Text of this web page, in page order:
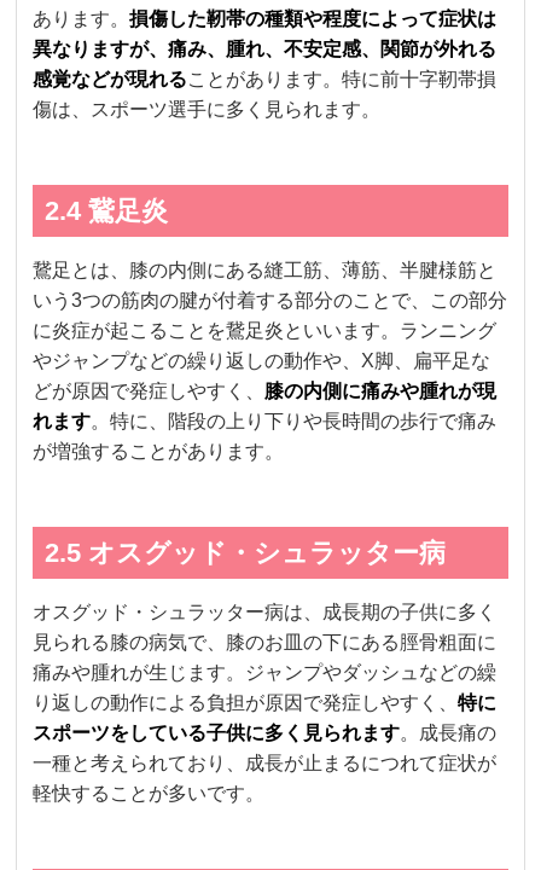
あります。損傷した靭帯の種類や程度によって症状は
異なりますが、痛み、腫れ、不安定感、関節が外れる
感覚などが現れることがあります。特に前十字靭帯損
傷は、スポーツ選手に多く見られます。
2.4 鵞足炎
鵞足とは、膝の内側にある縫工筋、薄筋、半腱様筋と
いう3つの筋肉の腱が付着する部分のことで、この部分
に炎症が起こることを鵞足炎といいます。ランニング
やジャンプなどの繰り返しの動作や、X脚、扁平足な
どが原因で発症しやすく、 膝の内側に痛みや腫れが現
れます。特に、階段の上り下りや長時間の歩行で痛み
が増強することがあります。
2.5 オスグッド・シュラッター病
オスグッド・シュラッター病は、成長期の子供に多く
見られる膝の病気で、膝のお皿の下にある脛骨粗面に
痛みや腫れが生じます。ジャンプやダッシュなどの繰
り返しの動作による負担が原因で発症しやすく、特に
スポーツをしている子供に多く見られます。成長痛の
一種と考えられており、成長が止まるにつれて症状が
軽快することが多いです。